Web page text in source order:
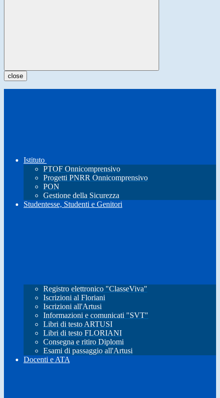
close
Istituto
PTOF Onnicomprensivo
Progetti PNRR Onnicomprensivo
PON
Gestione della Sicurezza
Studentesse, Studenti e Genitori
Registro elettronico "ClasseViva"
Iscrizioni al Floriani
Iscrizioni all'Artusi
Informazioni e comunicati "SVT"
Libri di testo ARTUSI
Libri di testo FLORIANI
Consegna e ritiro Diplomi
Esami di passaggio all'Artusi
Docenti e ATA